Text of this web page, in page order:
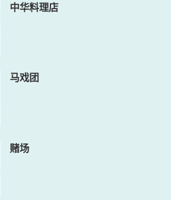
中华料理店
马戏团
赌场